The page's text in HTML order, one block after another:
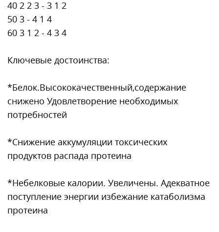
40 2 2 3 - 3 1 2
50 3 - 4 1 4
60 3 1 2 - 4 3 4
Ключевые достоинства:
*Белок.Высококачественный,содержание
снижено Удовлетворение необходимых
потребностей
*Снижение аккумуляции токсических
продуктов распада протеина
*Небелковые калории. Увеличены. Адекватное
поступление энергии избежание катаболизма
протеина